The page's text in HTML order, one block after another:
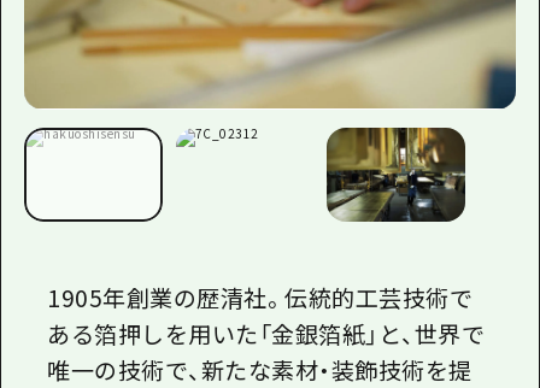
1905年創業の歴清社。伝統的工芸技術で
ある箔押しを用いた「金銀箔紙」と、世界で
唯一の技術で、新たな素材・装飾技術を提